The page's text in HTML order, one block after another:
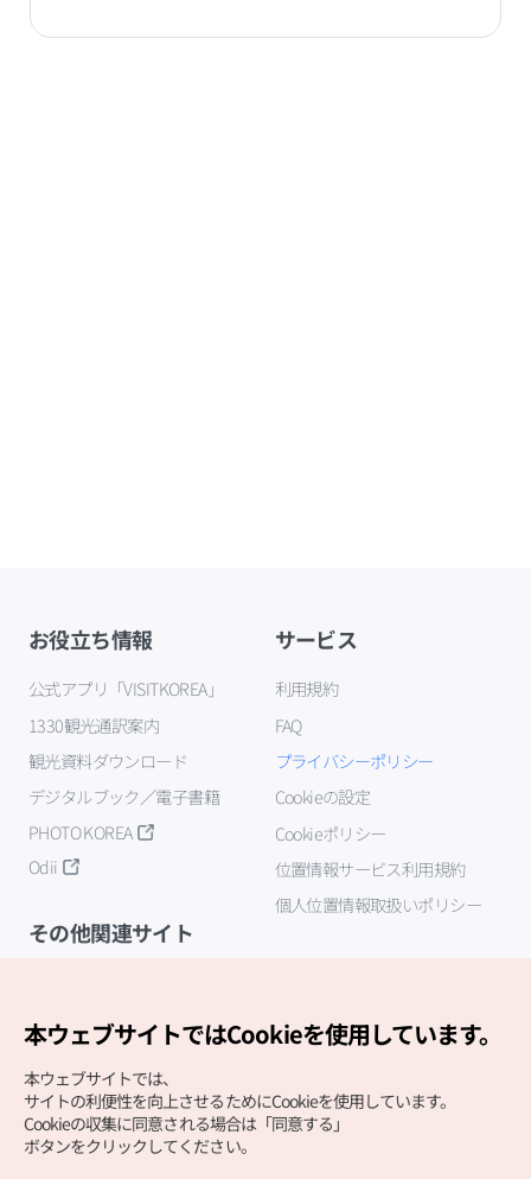
お役立ち情報
公式アプリ「VISITKOREA」
1330観光通訳案内
観光資料ダウンロード
デジタルブック／電子書籍
PHOTO KOREA
Odii
サービス
利用規約
FAQ
プライバシーポリシー
Cookieの設定
Cookieポリシー
位置情報サービス利用規約
個人位置情報取扱いポリシー
その他関連サイト
本ウェブサイトではCookieを使用しています。
本ウェブサイトでは、
サイトの利便性を向上させるためにCookieを使用しています。
Cookieの収集に同意される場合は「同意する」
ボタンをクリックしてください。